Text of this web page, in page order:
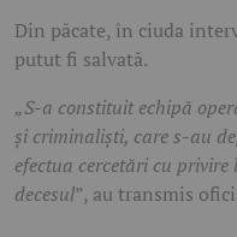
Din păcate, în ciuda
putut fi salvată.
„S-a constituit echipă
şi criminalişti, care s-au
efectua cercetări cu
decesul”, au transmis